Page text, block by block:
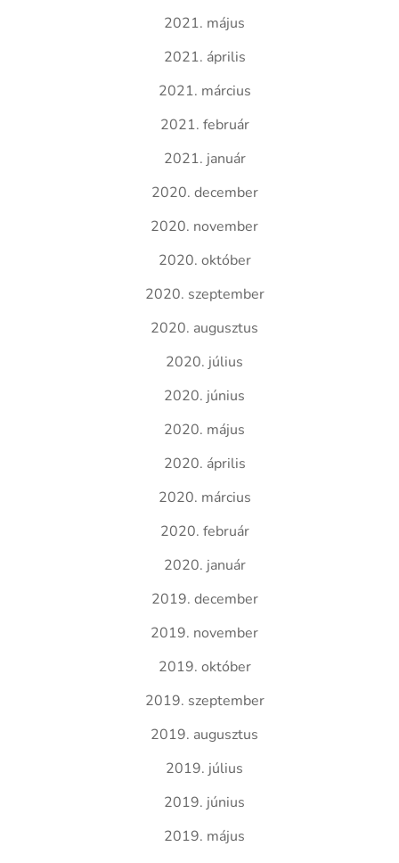
2021. május
2021. április
2021. március
2021. február
2021. január
2020. december
2020. november
2020. október
2020. szeptember
2020. augusztus
2020. július
2020. június
2020. május
2020. április
2020. március
2020. február
2020. január
2019. december
2019. november
2019. október
2019. szeptember
2019. augusztus
2019. július
2019. június
2019. május